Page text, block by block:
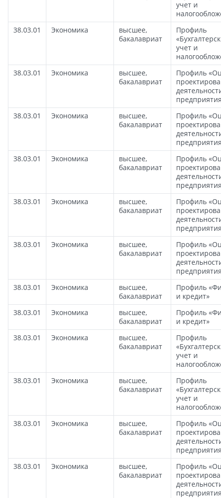
учет и
38.03.01
Экономика
высшее,
бакалавриат
Профиль
учет и
38.03.01
Экономика
высшее,
бакалавриат
Профиль
38.03.01
Экономика
высшее,
бакалавриат
Профиль
38.03.01
Экономика
высшее,
бакалавриат
Профиль
38.03.01
Экономика
высшее,
бакалавриат
Профиль
38.03.01
Экономика
высшее,
бакалавриат
Профиль
38.03.01
Экономика
высшее,
бакалавриат
Профиль
и кредит»
38.03.01
Экономика
высшее,
бакалавриат
Профиль
и кредит»
38.03.01
Экономика
высшее,
бакалавриат
Профиль
учет и
38.03.01
Экономика
высшее,
бакалавриат
Профиль
учет и
38.03.01
Экономика
высшее,
бакалавриат
Профиль
38.03.01
Экономика
высшее,
бакалавриат
Профиль